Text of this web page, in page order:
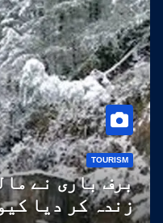
TOURISM
برف باری نے
زندہ کر دیا